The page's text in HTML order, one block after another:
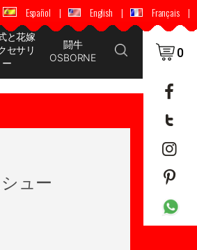
🚚 📦 世界中に配送 ✈️ 🌍
Español | English | Français |
と花嫁
セサリ
ー
闘牛
OSBORNE
0
ュー